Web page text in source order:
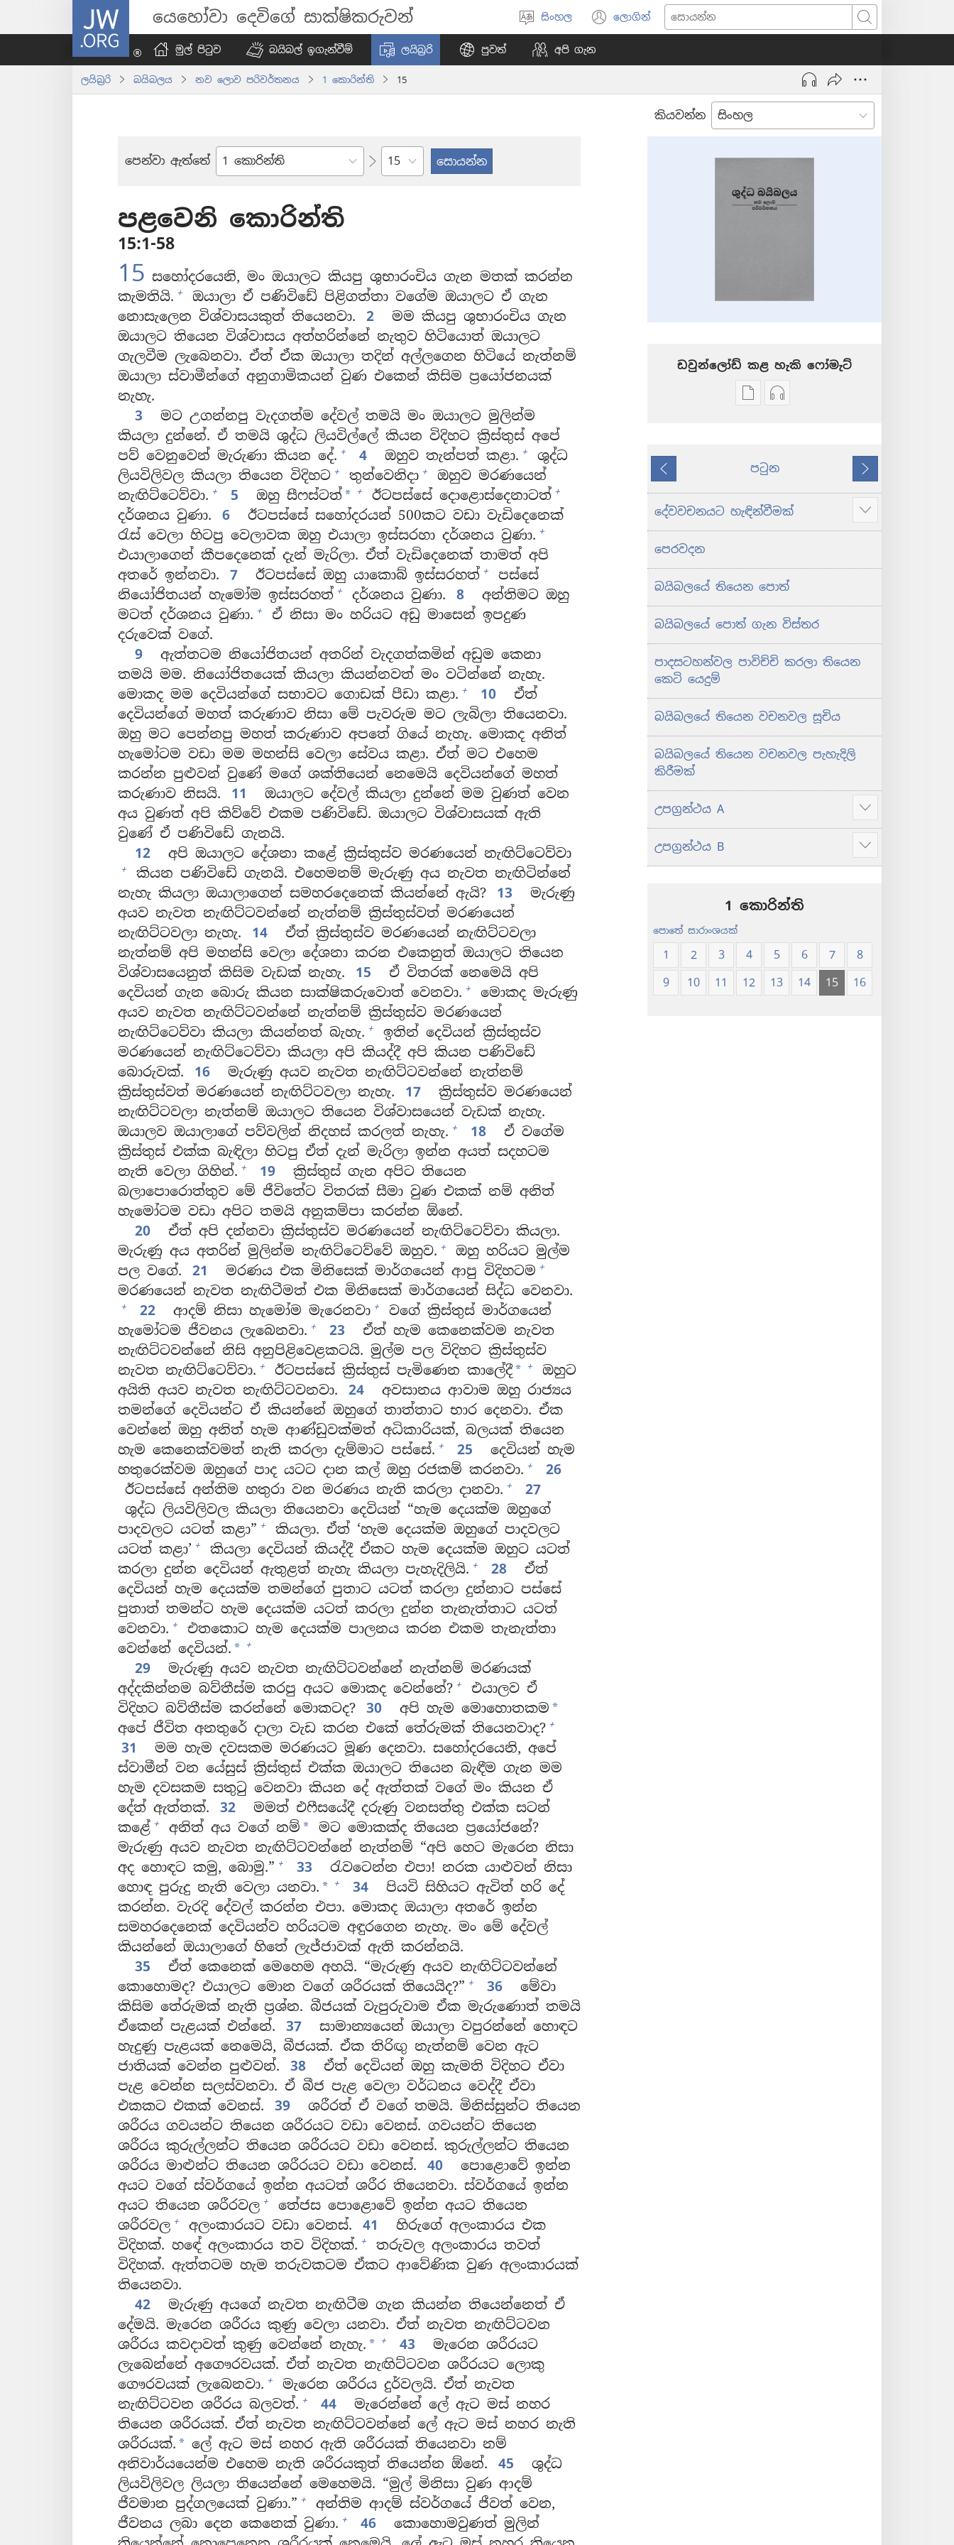
JW.ORG යෙහෝවා දෙවිගේ සාක්ෂිකරුවන්
භාෂාව
තෝරන්න
සිංහල ලොගින්
(opens
new
සොයන්න
මුල් පිටුව බයිබල් ඉගැන්වීම් ලයිබ්‍රරි පුවත් අපි ගැන
ලයිබ්‍රරි බයිබලය නව ලොව පරිවර්තනය 1 කොරින්ති 15
කියවන්න
පෙන්වා ඇත්තේ
බයිබලයේ
පරිච්ඡේදය
පළවෙනි කොරින්ති
15:1-58
15 සහෝදරයෙනි, මං ඔයාලට කියපු ශුභාරංචිය ගැන මතක් කරන්න
කැමතියි. +
ඔයාලා ඒ පණිවිඩේ පිළිගත්තා වගේම ඔයාලට ඒ ගැන
නොසැලෙන විශ්වාසයකුත් තියෙනවා.
2
මම කියපු ශුභාරංචිය ගැන
ඔයාලට තියෙන විශ්වාසය අත්හරින්නේ නැතුව හිටියොත් ඔයාලට
ගැලවීම ලැබෙනවා. ඒත් ඒක ඔයාලා තදින් අල්ලගෙන හිටියේ නැත්නම්
ඔයාලා ස්වාමීන්ගේ අනුගාමිකයන් වුණ එකෙන් කිසිම ප්‍රයෝජනයක්
නැහැ.
3
මට උගන්නපු වැදගත්ම දේවල් තමයි මං ඔයාලට මුලින්ම
කියලා දුන්නේ. ඒ තමයි ශුද්ධ ලියවිල්ලේ කියන විදිහට ක්‍රිස්තුස් අපේ
පව් වෙනුවෙන් මැරුණා කියන දේ. + 4 ඔහුව තැන්පත් කළා. +
ශුද්ධ
ලියවිලිවල කියලා තියෙන විදිහට + තුන්වෙනිදා +
ඔහුව මරණයෙන්
නැඟිට්ටෙව්වා. + 5 ඔහු සීෆස්ටත්* + ඊටපස්සේ දොළොස්දෙනාටත් +
දර්ශනය වුණා. 6
ඊටපස්සේ සහෝදරයන් 500කට වඩා වැඩිදෙනෙක්
රැස් වෙලා හිටපු වෙලාවක ඔහු එයාලා ඉස්සරහා දර්ශනය වුණා. +
එයාලාගෙන් කීපදෙනෙක් දැන් මැරිලා. ඒත් වැඩිදෙනෙක් තාමත් අපි
අතරේ ඉන්නවා.
7 ඊටපස්සේ ඔහු යාකොබ් ඉස්සරහත් +
පස්සේ
නියෝජිතයන් හැමෝම ඉස්සරහත් + දර්ශනය වුණා. 8
අන්තිමට ඔහු
මටත් දර්ශනය වුණා. +
ඒ නිසා මං හරියට අඩු මාසෙන් ඉපදුණ
දරුවෙක් වගේ.
9
ඇත්තටම නියෝජිතයන් අතරින් වැදගත්කමින් අඩුම කෙනා
තමයි මම. නියෝජිතයෙක් කියලා කියන්නවත් මං වටින්නේ නැහැ.
මොකද මම දෙවියන්ගේ සභාවට ගොඩක් පීඩා කළා. + 10
ඒත්
දෙවියන්ගේ මහත් කරුණාව නිසා මේ පැවරුම මට ලැබිලා තියෙනවා.
ඔහු මට පෙන්නපු මහත් කරුණාව අපතේ ගියේ නැහැ. මොකද අනිත්
හැමෝටම වඩා මම මහන්සි වෙලා සේවය කළා. ඒත් මට එහෙම
කරන්න පුළුවන් වුණේ මගේ ශක්තියෙන් නෙමෙයි දෙවියන්ගේ මහත්
කරුණාව නිසයි.
11
ඔයාලට දේවල් කියලා දුන්නේ මම වුණත් වෙන
අය වුණත් අපි කිව්වේ එකම පණිවිඩේ. ඔයාලට විශ්වාසයක් ඇති
වුණේ ඒ පණිවිඩේ ගැනයි.
12
අපි ඔයාලට දේශනා කළේ ක්‍රිස්තුස්ව මරණයෙන් නැඟිට්ටෙව්වා
+
කියන පණිවිඩේ ගැනයි. එහෙමනම් මැරුණු අය නැවත නැඟිටින්නේ
නැහැ කියලා ඔයාලාගෙන් සමහරදෙනෙක් කියන්නේ ඇයි?
13
මැරුණු
අයව නැවත නැඟිට්ටවන්නේ නැත්නම් ක්‍රිස්තුස්වත් මරණයෙන්
නැඟිට්ටවලා නැහැ.
14
ඒත් ක්‍රිස්තුස්ව මරණයෙන් නැඟිට්ටවලා
නැත්නම් අපි මහන්සි වෙලා දේශනා කරන එකෙනුත් ඔයාලට තියෙන
විශ්වාසයෙනුත් කිසිම වැඩක් නැහැ.
15
ඒ විතරක් නෙමෙයි අපි
දෙවියන් ගැන බොරු කියන සාක්ෂිකරුවොත් වෙනවා. +
මොකද මැරුණු
අයව නැවත නැඟිට්ටවන්නේ නැත්නම් ක්‍රිස්තුස්ව මරණයෙන්
නැඟිට්ටෙව්වා කියලා කියන්නත් බැහැ. +
ඉතින් දෙවියන් ක්‍රිස්තුස්ව
මරණයෙන් නැඟිට්ටෙව්වා කියලා අපි කියද්දී අපි කියන පණිවිඩේ
බොරුවක්.
16
මැරුණු අයව නැවත නැඟිට්ටවන්නේ නැත්නම්
ක්‍රිස්තුස්වත් මරණයෙන් නැඟිට්ටවලා නැහැ.
17
ක්‍රිස්තුස්ව මරණයෙන්
නැඟිට්ටවලා නැත්නම් ඔයාලට තියෙන විශ්වාසයෙන් වැඩක් නැහැ.
ඔයාලව ඔයාලාගේ පව්වලින් නිදහස් කරලත් නැහැ. + 18
ඒ වගේම
ක්‍රිස්තුස් එක්ක බැඳිලා හිටපු ඒත් දැන් මැරිලා ඉන්න අයත් සදහටම
නැති වෙලා ගිහින්. + 19
ක්‍රිස්තුස් ගැන අපිට තියෙන
බලාපොරොත්තුව මේ ජීවිතේට විතරක් සීමා වුණ එකක් නම් අනිත්
හැමෝටම වඩා අපිට තමයි අනුකම්පා කරන්න ඕනේ.
20
ඒත් අපි දන්නවා ක්‍රිස්තුස්ව මරණයෙන් නැඟිට්ටෙව්වා කියලා.
මැරුණු අය අතරින් මුලින්ම නැඟිට්ටෙව්වේ ඔහුව. +
ඔහු හරියට මුල්ම
පල වගේ.
21 මරණය එක මිනිසෙක් මාර්ගයෙන් ආපු විදිහටම +
මරණයෙන් නැවත නැඟිටීමත් එක මිනිසෙක් මාර්ගයෙන් සිද්ධ වෙනවා.
+ 22 ආදම් නිසා හැමෝම මැරෙනවා +
වගේ ක්‍රිස්තුස් මාර්ගයෙන්
හැමෝටම ජීවනය ලැබෙනවා. + 23
ඒත් හැම කෙනෙක්වම නැවත
නැඟිට්ටවන්නේ නිසි අනුපිළිවෙළකටයි. මුල්ම පල විදිහට ක්‍රිස්තුස්ව
නැවත නැඟිට්ටෙව්වා. + ඊටපස්සේ ක්‍රිස්තුස් පැමිණෙන කාලේදී* +
ඔහුට
අයිති අයව නැවත නැඟිට්ටවනවා.
24
අවසානය ආවාම ඔහු රාජ්‍යය
තමන්ගේ දෙවියන්ට ඒ කියන්නේ ඔහුගේ තාත්තාට භාර දෙනවා. ඒක
වෙන්නේ ඔහු අනිත් හැම ආණ්ඩුවක්මත් අධිකාරියක්, බලයක් තියෙන
හැම කෙනෙක්වමත් නැති කරලා දැම්මාට පස්සේ. + 25
දෙවියන් හැම
හතුරෙක්වම ඔහුගේ පාද යටට දාන කල් ඔහු රජකම් කරනවා. +
26
ඊටපස්සේ අන්තිම හතුරා වන මරණය නැති කරලා දානවා. +
27
ශුද්ධ ලියවිලිවල කියලා තියෙනවා දෙවියන් “හැම දෙයක්ම ඔහුගේ
පාදවලට යටත් කළා” +
කියලා. ඒත් ‘හැම දෙයක්ම ඔහුගේ පාදවලට
යටත් කළා’ +
කියලා දෙවියන් කියද්දී ඒකට හැම දෙයක්ම ඔහුට යටත්
කරලා දුන්න දෙවියන් ඇතුළත් නැහැ කියලා පැහැදිලියි. + 28
ඒත්
දෙවියන් හැම දෙයක්ම තමන්ගේ පුතාට යටත් කරලා දුන්නාට පස්සේ
පුතාත් තමන්ට හැම දෙයක්ම යටත් කරලා දුන්න තැනැත්තාට යටත්
වෙනවා. +
එතකොට හැම දෙයක්ම පාලනය කරන එකම තැනැත්තා
වෙන්නේ දෙවියන්. * +
29
මැරුණු අයව නැවත නැඟිට්ටවන්නේ නැත්නම් මරණයක්
අද්දකින්නම බව්තීස්ම කරපු අයට මොකද වෙන්නේ? +
එයාලව ඒ
විදිහට බව්තීස්ම කරන්නේ මොකටද? 30 අපි හැම මොහොතකම *
අපේ ජීවිත අනතුරේ දාලා වැඩ කරන එකේ තේරුමක් තියෙනවාද? +
31
මම හැම දවසකම මරණයට මූණ දෙනවා. සහෝදරයෙනි, අපේ
ස්වාමීන් වන යේසුස් ක්‍රිස්තුස් එක්ක ඔයාලට තියෙන බැඳීම ගැන මම
හැම දවසකම සතුටු වෙනවා කියන දේ ඇත්තක් වගේ මං කියන ඒ
දේත් ඇත්තක්.
32
මමත් එෆීසයේදී දරුණු වනසත්තු එක්ක සටන්
කළේ + අනිත් අය වගේ නම් * මට මොකක්ද තියෙන ප්‍රයෝජනේ?
මැරුණු අයව නැවත නැඟිට්ටවන්නේ නැත්නම් “අපි හෙට මැරෙන නිසා
අද හොඳට කමු, බොමු.” + 33
රැවටෙන්න එපා! නරක යාළුවන් නිසා
හොඳ පුරුදු නැති වෙලා යනවා. * + 34
පියවි සිහියට ඇවිත් හරි දේ
කරන්න. වැරදි දේවල් කරන්න එපා. මොකද ඔයාලා අතරේ ඉන්න
සමහරදෙනෙක් දෙවියන්ව හරියටම අඳුරගෙන නැහැ. මං මේ දේවල්
කියන්නේ ඔයාලාගේ හිතේ ලැජ්ජාවක් ඇති කරන්නයි.
35
ඒත් කෙනෙක් මෙහෙම අහයි. “මැරුණු අයව නැඟිට්ටවන්නේ
කොහොමද? එයාලට මොන වගේ ශරීරයක් තියෙයිද?” + 36
මේවා
කිසිම තේරුමක් නැති ප්‍රශ්න. බීජයක් වැපුරුවාම ඒක මැරුණොත් තමයි
ඒකෙන් පැළයක් එන්නේ.
37
සාමාන්‍යයෙන් ඔයාලා වපුරන්නේ හොඳට
හැදුණු පැළයක් නෙමෙයි, බීජයක්. ඒක තිරිඟු නැත්නම් වෙන ඇට
ජාතියක් වෙන්න පුළුවන්.
38
ඒත් දෙවියන් ඔහු කැමති විදිහට ඒවා
පැළ වෙන්න සලස්වනවා. ඒ බීජ පැළ වෙලා වර්ධනය වෙද්දී ඒවා
එකකට එකක් වෙනස්.
39
ශරීරත් ඒ වගේ තමයි. මිනිස්සුන්ට තියෙන
ශරීරය ගවයන්ට තියෙන ශරීරයට වඩා වෙනස්. ගවයන්ට තියෙන
ශරීරය කුරුල්ලන්ට තියෙන ශරීරයට වඩා වෙනස්. කුරුල්ලන්ට තියෙන
ශරීරය මාළුන්ට තියෙන ශරීරයට වඩා වෙනස්.
40
පොළොවේ ඉන්න
අයට වගේ ස්වර්ගයේ ඉන්න අයටත් ශරීර තියෙනවා. ස්වර්ගයේ ඉන්න
අයට තියෙන ශරීරවල +
තේජස පොළොවේ ඉන්න අයට තියෙන
ශරීරවල + අලංකාරයට වඩා වෙනස්. 41
හිරුගේ අලංකාරය එක
විදිහක්. හඳේ අලංකාරය තව විදිහක්. +
තරුවල අලංකාරය තවත්
විදිහක්. ඇත්තටම හැම තරුවකටම ඒකට ආවේණික වුණ අලංකාරයක්
තියෙනවා.
42
මැරුණු අයගේ නැවත නැඟිටීම ගැන කියන්න තියෙන්නෙත් ඒ
දේමයි. මැරෙන ශරීරය කුණු වෙලා යනවා. ඒත් නැවත නැඟිට්ටවන
ශරීරය කවදාවත් කුණු වෙන්නේ නැහැ. * + 43
මැරෙන ශරීරයට
ලැබෙන්නේ අගෞරවයක්. ඒත් නැවත නැඟිට්ටවන ශරීරයට ලොකු
ගෞරවයක් ලැබෙනවා. +
මැරෙන ශරීරය දුර්වලයි. ඒත් නැවත
නැඟිට්ටවන ශරීරය බලවත්. + 44
මැරෙන්නේ ලේ ඇට මස් නහර
තියෙන ශරීරයක්. ඒත් නැවත නැඟිට්ටවන්නේ ලේ ඇට මස් නහර නැති
ශරීරයක්. * ලේ ඇට මස් නහර ඇති ශරීරයක් තියෙනවා නම්
අනිවාර්යයෙන්ම එහෙම නැති ශරීරයකුත් තියෙන්න ඕනේ.
45
ශුද්ධ
ලියවිලිවල ලියලා තියෙන්නේ මෙහෙමයි. “මුල් මිනිසා වුණ ආදම්
ජීවමාන පුද්ගලයෙක් වුණා.” +
අන්තිම ආදම් ස්වර්ගයේ ජීවත් වෙන,
ජීවනය ලබා දෙන කෙනෙක් වුණා. + 46
කොහොමවුණත් මුලින්
ඩවුන්ලෝඩ් කළ හැකි ‍‍ෆෝමැට්
ප්‍රකාශන
ක්‍රම
බයිබලය
-
පරිවර්තනය
(2024 සංශෝධනය)
ඕඩියෝ
ක්‍රම
බයිබලය
-
පරිවර්තනය
(2024 සංශෝධනය)
කලින්
පටුන
ඊළඟ
දේවවචනයට හැඳින්වීමක්
Show
more
පෙරවදන
බයිබලයේ තියෙන පොත්
බයිබලයේ පොත් ගැන විස්තර
පාදසටහන්වල පාවිච්චි කරලා තියෙන
කෙටි යෙදුම්
බයිබලයේ තියෙන වචනවල සූචිය
බයිබලයේ තියෙන වචනවල පැහැදිලි
කිරීමක්
උපග්‍රන්ථය A
Show
more
උපග්‍රන්ථය B
Show
more
1 කොරින්ති
පොතේ සාරාංශයක්
1 2 3 4 5 6 7
8
9
10 11 12 13 14 15 16